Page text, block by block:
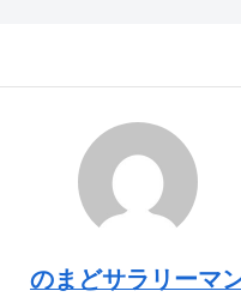
のまどサラリーマ